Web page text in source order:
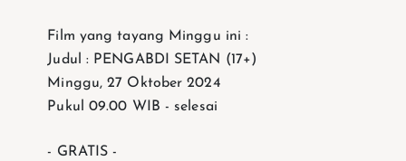
Film yang tayang Minggu ini :
Judul : PENGABDI SETAN (17+)
Minggu, 27 Oktober 2024
Pukul 09.00 WIB - selesai
- GRATIS -